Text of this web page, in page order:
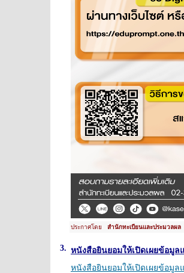
ประกาศโดย สำนักทะเบียนและประมวลผล
3. หนังสือยินยอมให้เปิดเผยข้อมู
หนังสือยินยอมให้เปิดเผยข้อมู